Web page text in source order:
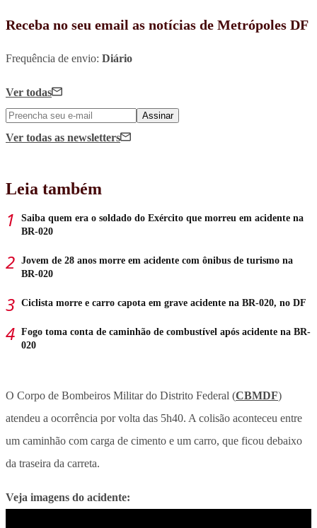
Receba no seu email as notícias de Metrópoles DF
Frequência de envio: Diário
Ver todas
Assinar
Ver todas as newsletters
Leia também
Saiba quem era o soldado do Exército que morreu em acidente na
BR-020
Jovem de 28 anos morre em acidente com ônibus de turismo na
BR-020
Ciclista morre e carro capota em grave acidente na BR-020, no DF
Fogo toma conta de caminhão de combustível após acidente na BR-
020
O Corpo de Bombeiros Militar do Distrito Federal (CBMDF)
atendeu a ocorrência por volta das 5h40. A colisão aconteceu entre
um caminhão com carga de cimento e um carro, que ficou debaixo
da traseira da carreta.
Veja imagens do acidente: